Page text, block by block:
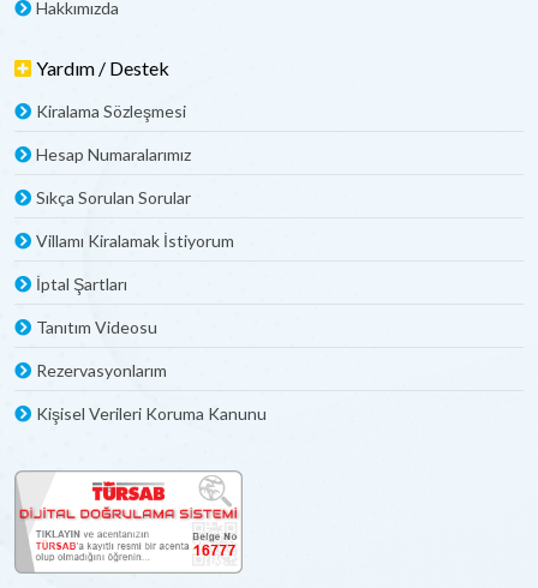
Hakkımızda
Yardım / Destek
Kiralama Sözleşmesi
Hesap Numaralarımız
Sıkça Sorulan Sorular
Villamı Kiralamak İstiyorum
İptal Şartları
Tanıtım Videosu
Rezervasyonlarım
Kişisel Verileri Koruma Kanunu